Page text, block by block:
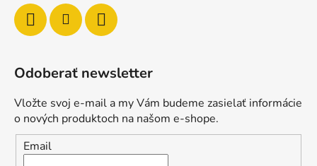
Odoberať newsletter
Vložte svoj e-mail a my Vám budeme zasielať informácie
o nových produktoch na našom e-shope.
Email